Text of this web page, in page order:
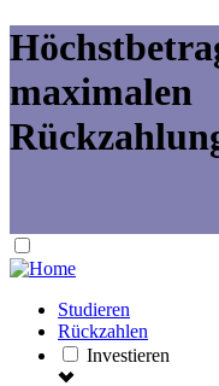
maximalen
Studieren
Rückzahlen
Investieren